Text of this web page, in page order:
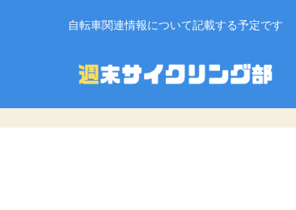
自転車関連情報について記載する予定です